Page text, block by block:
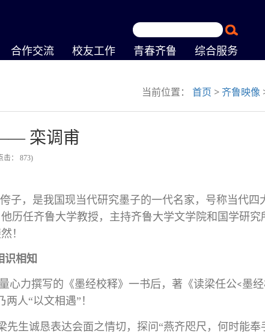
合作交流 校友工作 青春齐鲁 综合服务
当前位置： 首页 > 齐鲁映像
栾调甫
击： 873)
子，是我国现当代研究墨子的一代名家，号称当代四
他历任齐鲁大学教授，主持齐鲁大学文学院和国学研究
！
识相知
心力撰写的《墨经校释》一书后， 著 《读梁任公<墨
人“以文相遇”！
生诚恳表达会面之情切，探问“燕齐咫尺，何时能奉